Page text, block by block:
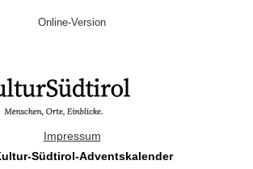
Online-Version
Impressum
Südtirol-Adventskalender